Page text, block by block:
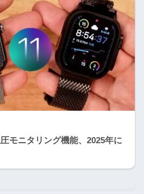
モニタリング機能、2025年に